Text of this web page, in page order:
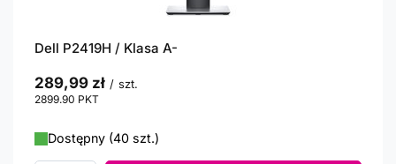
Dell P2419H / Klasa A-
289,99 zł / szt.
2899.90 PKT
Dostępny (40 szt.)